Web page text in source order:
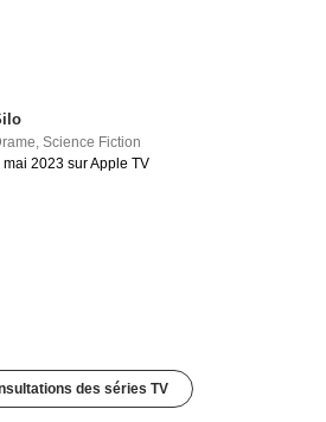
,Science Fiction
mai 2023 sur Apple TV
des séries TV